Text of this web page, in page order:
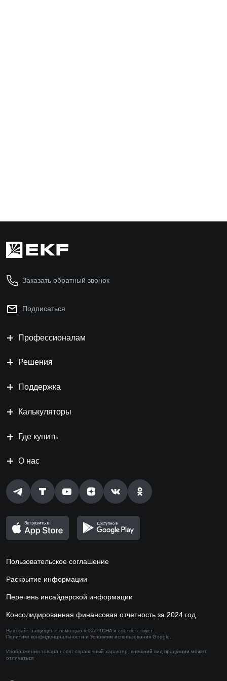
Заказать обратный звонок
Подписаться
Профессионалам
Решения
Поддержка
Калькуляторы
Где купить
О нас
Пользовательское соглашение
Раскрытие информации
Перечень инсайдерской информации
Консолидированная финансовая отчетность за 2024 год
Наш сайт защищен с помощью reCAPTCHA и соответствует
Политике конфиденциальности и Условиям использования Google.
Изображения товара носят справочный характер, внешний вид продукции может
отличаться